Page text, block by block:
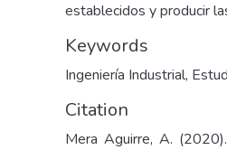
establecidos y producir
Keywords
Ingeniería Industrial,
Citation
Mera Aguirre, A.